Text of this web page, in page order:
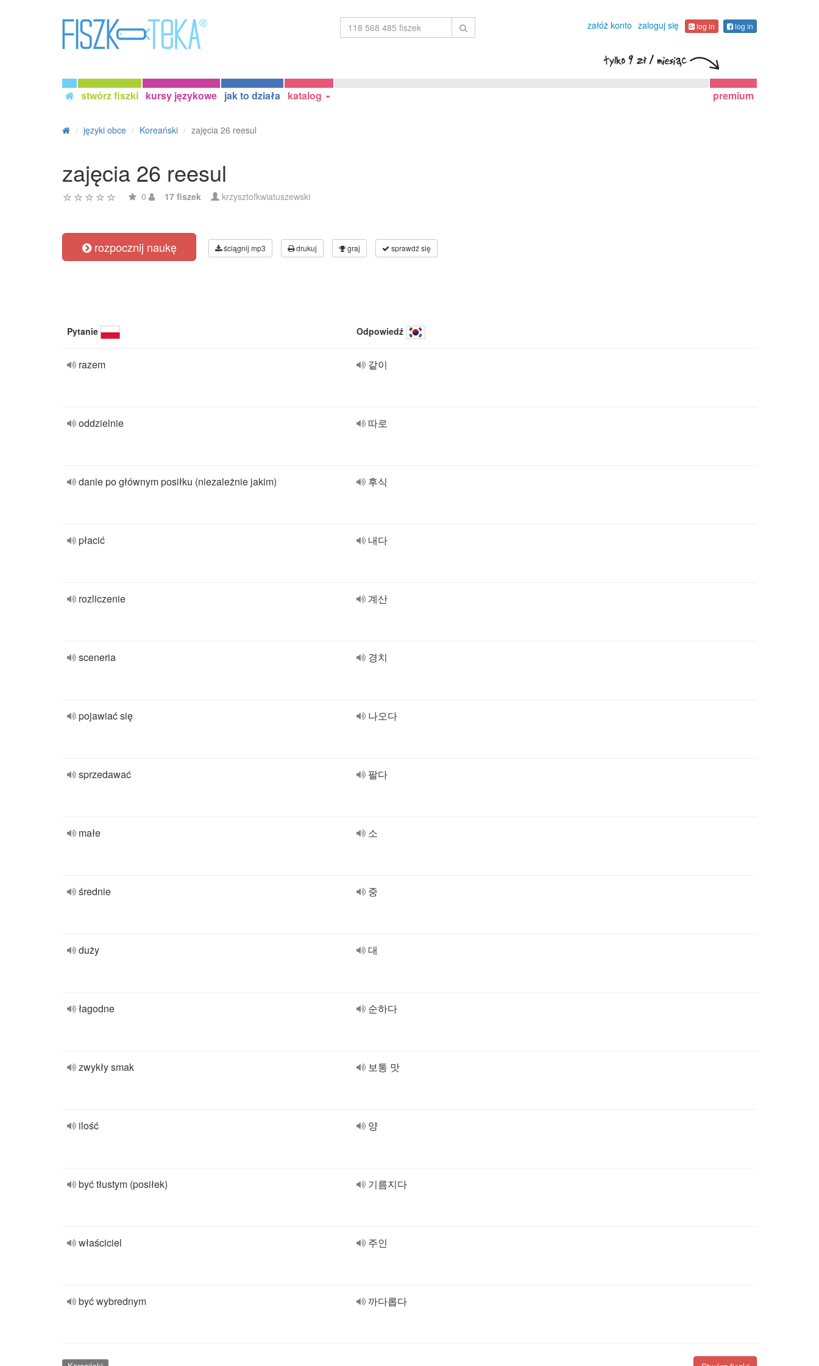
załóż konto zaloguj się log in log in
stwórz fiszki kursy językowe jak to działa katalog premium
języki obce Koreański zajęcia 26 reesul
zajęcia 26 reesul
0 17 fiszek krzysztofkwiatuszewski
rozpocznij naukę ściągnij mp3 drukuj graj sprawdź się
Pytanie Odpowiedź
razem 같이
oddzielnie 따로
danie po głównym posiłku (niezależnie jakim) 후식
płacić 내다
rozliczenie 계산
sceneria 경치
pojawiać się 나오다
sprzedawać 팔다
małe 소
średnie 중
duży 대
łagodne 순하다
zwykły smak 보통 맛
ilość 양
być tłustym (posiłek) 기름지다
właściciel 주인
być wybrednym 까다롭다